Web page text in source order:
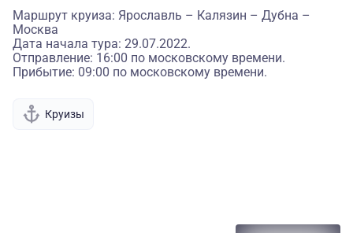
Маршрут круиза: Ярославль – Калязин – Дубна –
Москва
Дата начала тура: 29.07.2022.
Отправление: 16:00 по московскому времени.
Прибытие: 09:00 по московскому времени.
Круизы